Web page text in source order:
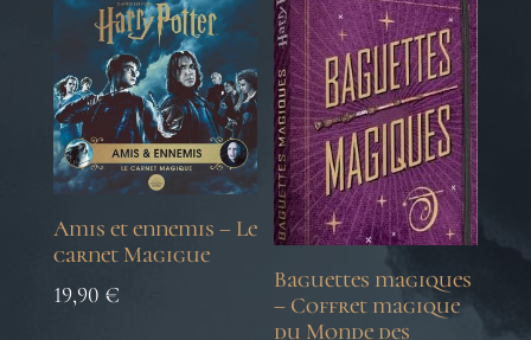
Amis et ennemis – Le
carnet Magigue
19,90 €
Baguettes magiques
– Coffret magique
du Monde des